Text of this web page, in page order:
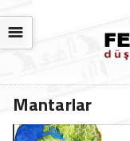
☰
Mantarlar